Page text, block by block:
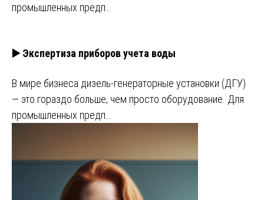
промышленных предп…
▶️ Экспертиза приборов учета воды
В мире бизнеса дизель-генераторные установки (ДГУ)
— это гораздо больше, чем просто оборудование. Для
промышленных предп…